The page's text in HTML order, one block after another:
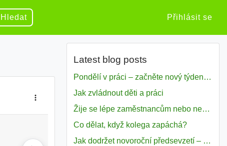
Hledat Přihlásit se
Latest blog posts
Pondělí v práci – začněte nový týden s motivací
Jak zvládnout děti a práci
Žije se lépe zaměstnancům nebo nezavislým pracovníkům
Co dělat, když kolega zapáchá?
Jak dodržet novoroční předsevzetí – naše tipy pro dobrý začátek roku 2018